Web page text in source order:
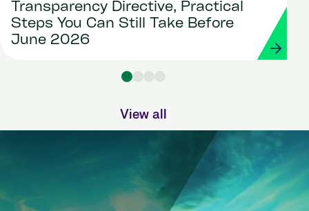
Transparency Directive, Practical
Steps You Can Still Take Before
June 2026
View all